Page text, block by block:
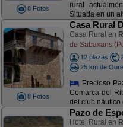
8 Fotos
rural
Situada en un
8 Fotos
Casa Rural
Casa Rural en
de Sabaxans
12 plazas
25 km de
Precioso
Comarca del
del club náutico
Pazo de
Hotel Rural en